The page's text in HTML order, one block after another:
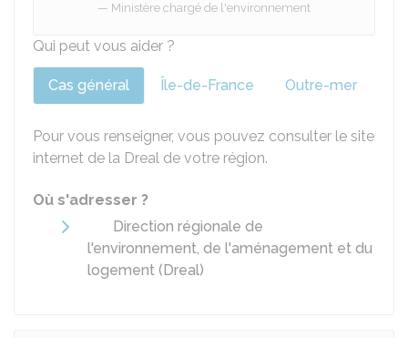
Ministère chargé de l'environnement
Qui peut vous aider ?
Cas général Île-de-France Outre-mer
Pour vous renseigner, vous pouvez consulter le site
internet de la Dreal de votre région.
Où s'adresser ?
Direction régionale de
l'environnement, de l'aménagement et du
logement (Dreal)